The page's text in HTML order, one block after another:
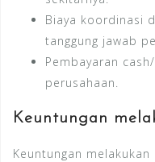
Biaya koordinasi
tanggung jawab
Pembayaran
perusahaan.
Keuntungan
Keuntungan